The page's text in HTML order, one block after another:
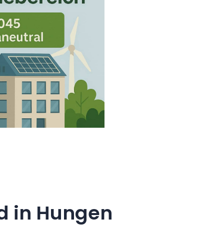
in Hungen